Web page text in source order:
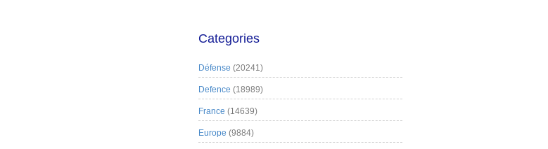
Categories
Défense (20241)
Defence (18989)
France (14639)
Europe (9884)